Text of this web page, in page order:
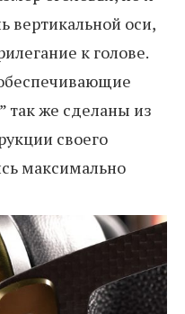
вертикальной оси,
к голове.
так же сделаны из
своего
максимально